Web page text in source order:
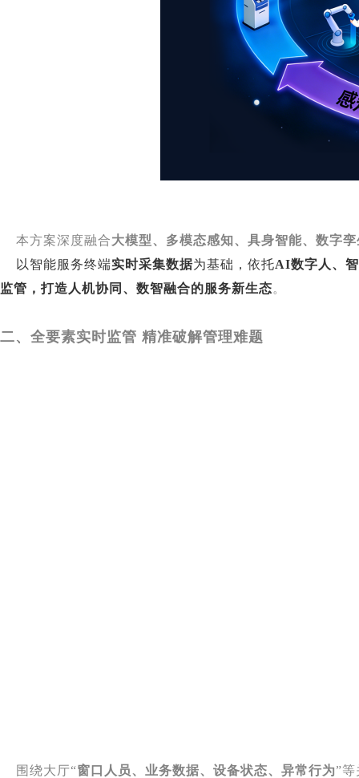
本方案深度融合大模型、多模态感知、具身智能、数字孪
以智能服务终端实时采集数据为基础，依托AI数字人、
监管，打造人机协同、数智融合的服务新生态。
二、全要素实时监管 精准破解管理难题
围绕大厅“窗口人员、业务数据、设备状态、异常行为”